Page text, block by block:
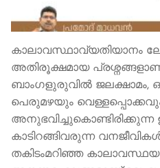
കാലാവസ്ഥാവ്യതിയാനം
അതിരൂക്ഷമായ
ബാംഗളുരുവില്‍ ജലക്ഷാമം,
പെരുമഴയും
അനുഭവിച്ചുകൊണ്ടിരിക്കുന്ന
കാടിറങ്ങിവരുന്ന
തകിടംമറിഞ്ഞ